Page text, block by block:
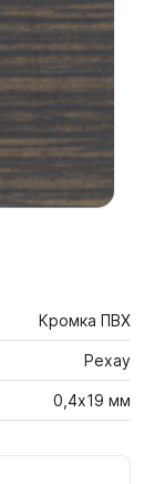
Кромка ПВХ
Рехау
0,4х19 мм